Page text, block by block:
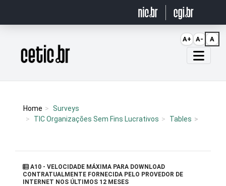
Página inicial
Home
Surveys
TIC Organizações Sem Fins Lucrativos
Tables
A10 - VELOCIDADE MÁXIMA PARA DOWNLOAD
CONTRATUALMENTE FORNECIDA PELO PROVEDOR DE
INTERNET NOS ÚLTIMOS 12 MESES
A+ A- A